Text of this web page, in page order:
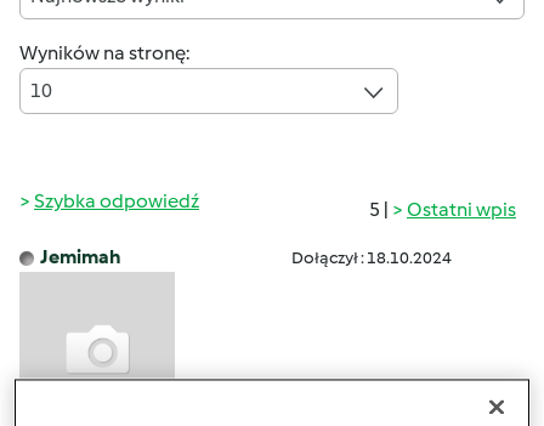
Wyników na stronę:
10
5 | Ostatni wpis
Szybka odpowiedź
Jemimah Dołączył : 18.10.2024